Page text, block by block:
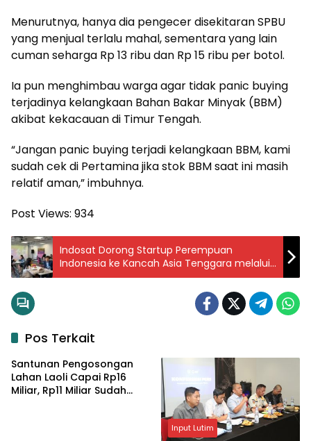
Menurutnya, hanya dia pengecer disekitaran SPBU
yang menjual terlalu mahal, sementara yang lain
cuman seharga Rp 13 ribu dan Rp 15 ribu per botol.
Ia pun menghimbau warga agar tidak panic buying
terjadinya kelangkaan Bahan Bakar Minyak (BBM)
akibat kekacauan di Timur Tengah.
“Jangan panic buying terjadi kelangkaan BBM, kami
sudah cek di Pertamina jika stok BBM saat ini masih
relatif aman,” imbuhnya.
Post Views: 934
Indosat Dorong Startup Perempuan
Indonesia ke Kancah Asia Tenggara melalui
Program SheHacks di Vietnam
Pos Terkait
Santunan Pengosongan
Lahan Laoli Capai Rp16
Miliar, Rp11 Miliar Sudah
Input Lutim